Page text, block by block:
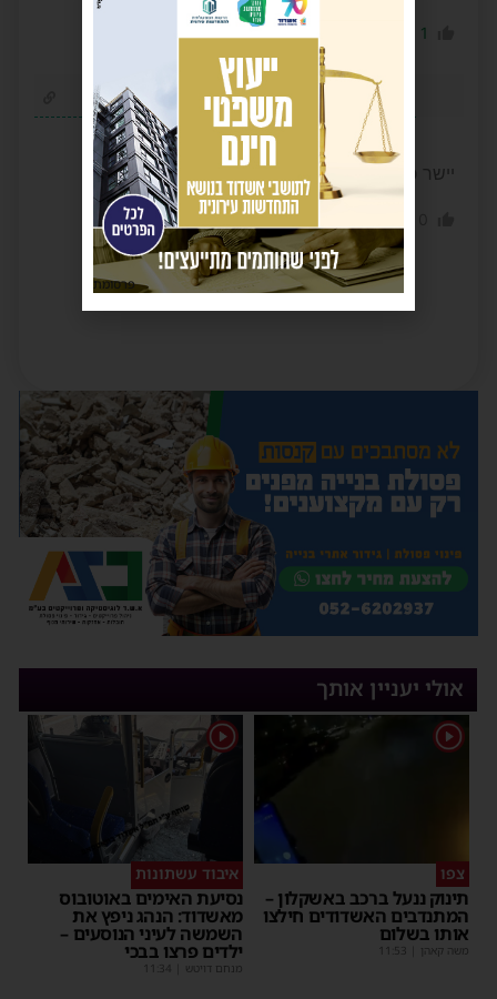
1 הגב לתגובה
אלינור
יישר כח גדול הרב אמסלם איש עשייה
הגב לתגובה
אולי יעניין אותך
1
צפו
תינוק ננעל ברכב באשקלון –
המתנדבים האשדודים חילצו
אותו בשלום
משה קאהן 11:53
1
איבוד עשתונות
נסיעת האימים באוטובוס
מאשדוד: הנהג ניפץ את
השמשה לעיני הנוסעים –
ילדים פרצו בבכי
מנחם דויטש 11:34
פרסומת